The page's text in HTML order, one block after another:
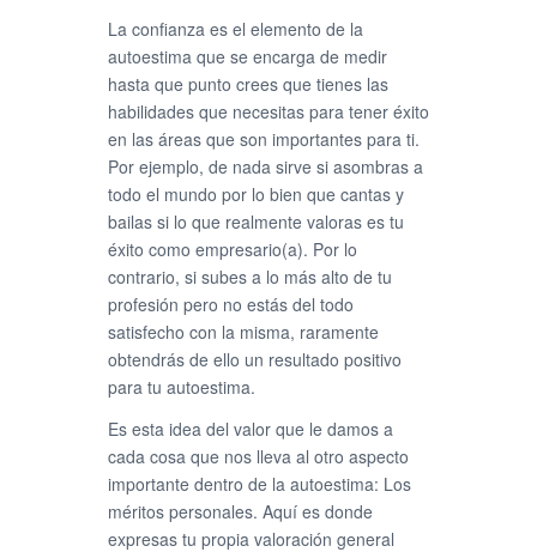
La confianza es el elemento de la
autoestima que se encarga de medir
hasta que punto crees que tienes las
habilidades que necesitas para tener éxito
en las áreas que son importantes para ti.
Por ejemplo, de nada sirve si asombras a
todo el mundo por lo bien que cantas y
bailas si lo que realmente valoras es tu
éxito como empresario(a). Por lo
contrario, si subes a lo más alto de tu
profesión pero no estás del todo
satisfecho con la misma, raramente
obtendrás de ello un resultado positivo
para tu autoestima.
Es esta idea del valor que le damos a
cada cosa que nos lleva al otro aspecto
importante dentro de la autoestima: Los
méritos personales. Aquí es donde
expresas tu propia valoración general